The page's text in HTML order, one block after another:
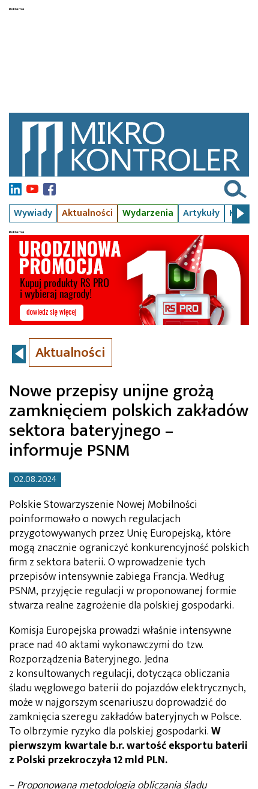
Wywiady Aktualności Wydarzenia Artykuły Kursy
Aktualności
Nowe przepisy unijne grożą
zamknięciem polskich zakładów
sektora bateryjnego –
informuje PSNM
02.08.2024
Polskie Stowarzyszenie Nowej Mobilności
poinformowało o nowych regulacjach
przygotowywanych przez Unię Europejską, które
mogą znacznie ograniczyć konkurencyjność polskich
firm z sektora baterii. O wprowadzenie tych
przepisów intensywnie zabiega Francja. Według
PSNM, przyjęcie regulacji w proponowanej formie
stwarza realne zagrożenie dla polskiej gospodarki.
Komisja Europejska prowadzi właśnie intensywne
prace nad 40 aktami wykonawczymi do tzw.
Rozporządzenia Bateryjnego. Jedna
z konsultowanych regulacji, dotycząca obliczania
śladu węglowego baterii do pojazdów elektrycznych,
może w najgorszym scenariuszu doprowadzić do
zamknięcia szeregu zakładów bateryjnych w Polsce.
To olbrzymie ryzyko dla polskiej gospodarki.W
pierwszym kwartale b.r. wartość eksportu baterii
z Polski przekroczyła 12 mld PLN.
–Proponowana metodologia obliczania śladu